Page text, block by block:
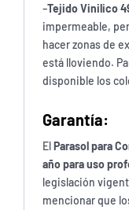
–Tejido Vinilico
impermeable,
hacer zonas de
está lloviendo.
disponible los
Garantía:
ElParasol para
año para uso
legislación
mencionar que